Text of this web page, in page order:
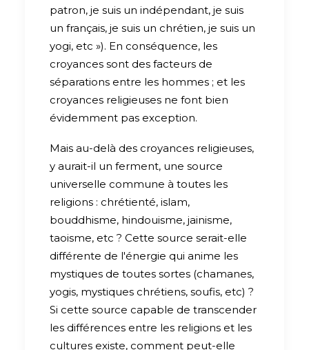
patron, je suis un indépendant, je suis
un français, je suis un chrétien, je suis un
yogi, etc »). En conséquence, les
croyances sont des facteurs de
séparations entre les hommes ; et les
croyances religieuses ne font bien
évidemment pas exception.
Mais au-delà des croyances religieuses,
y aurait-il un ferment, une source
universelle commune à toutes les
religions : chrétienté, islam,
bouddhisme, hindouisme, jainisme,
taoisme, etc ? Cette source serait-elle
différente de l'énergie qui anime les
mystiques de toutes sortes (chamanes,
yogis, mystiques chrétiens, soufis, etc) ?
Si cette source capable de transcender
les différences entre les religions et les
cultures existe, comment peut-elle